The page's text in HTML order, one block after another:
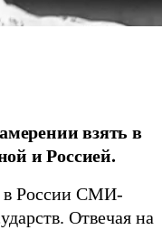
взять в
и Россией.
в России СМИ-
Отвечая на